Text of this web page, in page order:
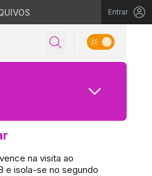
Entrar
na visita ao
e isola-se no segundo